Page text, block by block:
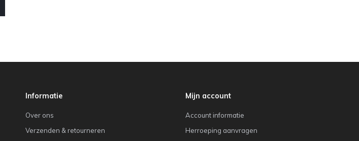
Informatie
Over ons
Verzenden & retourneren
Mijn account
Account informatie
Herroeping aanvragen